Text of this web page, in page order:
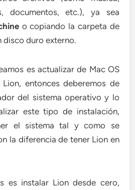
documentos, etc.), ya sea
o copiando la carpeta de
disco duro externo.
es actualizar de Mac OS
entonces deberemos de
del sistema operativo y lo
este tipo de instalación,
el sistema tal y como se
la diferencia de tener Lion en
es instalar Lion desde cero,